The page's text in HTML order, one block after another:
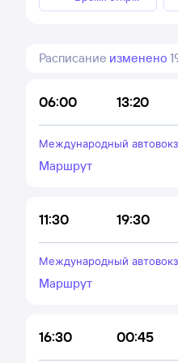
Расписание изменено
06:00 13:20
Международный
Маршрут
11:30 19:30
Международный
Маршрут
16:30 00:45